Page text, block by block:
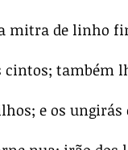
de linho
também
e os